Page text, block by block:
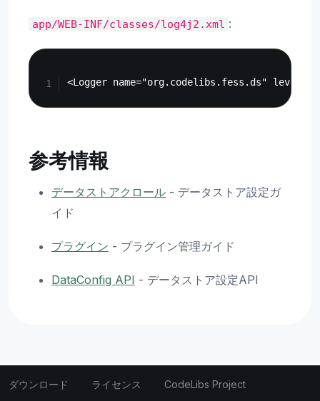
app/WEB-INF/classes/log4j2.xml :
参考情報
データストアクロール - データストア設定ガ
イド
プラグイン - プラグイン管理ガイド
DataConfig API - データストア設定API
ダウンロード ライセンス CodeLibs Project